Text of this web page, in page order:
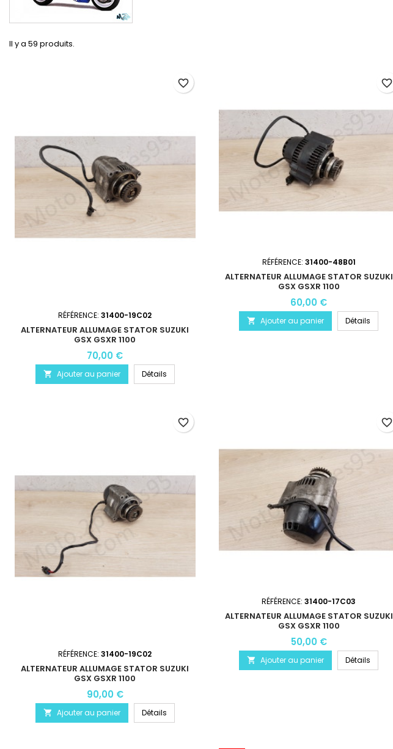
Il y a 59 produits.
RÉFÉRENCE:31400-19C02
ALTERNATEUR ALLUMAGE STATOR SUZUKI
GSX GSXR 1100
70,00 €
 Ajouter au panier Détails
favorite_border
RÉFÉRENCE: 31400-48B01
ALTERNATEUR ALLUMAGE STATOR SUZUKI
GSX GSXR 1100
60,00 €
 Ajouter au panier Détails
favorite_border
RÉFÉRENCE:31400-19C02
ALTERNATEUR ALLUMAGE STATOR SUZUKI
GSX GSXR 1100
90,00 €
 Ajouter au panier Détails
favorite_border
RÉFÉRENCE:31400-17C03
ALTERNATEUR ALLUMAGE STATOR SUZUKI
GSX GSXR 1100
50,00 €
 Ajouter au panier Détails
favorite_border